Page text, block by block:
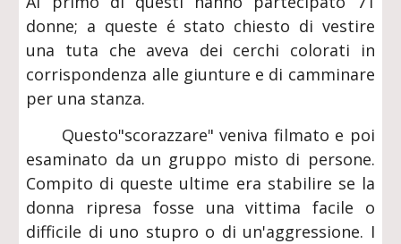
donne; a queste é stato chiesto di vestire
una tuta che aveva dei cerchi colorati in
corrispondenza alle giunture e di camminare
per una stanza.
Questo"scorazzare" veniva filmato e poi
esaminato da un gruppo misto di persone.
Compito di queste ultime era stabilire se la
donna ripresa fosse una vittima facile o
difficile di uno stupro o di un'aggressione. I